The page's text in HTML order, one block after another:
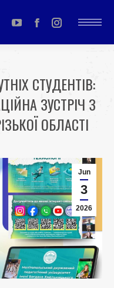
YouTube
page
in
new
window
Facebook
page
in
new
window
Instagram
page
in
new
window
СТУДЕНТІВ:
ЗУСТРІЧ З
ОБЛАСТІ
Jun
3
2026